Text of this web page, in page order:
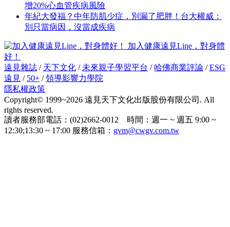
增20%心血管疾病風險
年紀大發福？中年防肌少症，別漏了肥胖！台大權威：
別只當病因，沒當成疾病
加入健康遠見Line，對身體
好！
遠見雜誌 / 天下文化 / 未來親子學習平台 / 哈佛商業評論 /ESG
遠見 / 50+ /領導影響力學院
隱私權政策
Copyright© 1999~2026 遠見天下文化出版股份有限公司. All
rights reserved.
讀者服務部電話：(02)2662-0012 時間：週一 ~ 週五 9:00 ~
12:30;13:30 ~ 17:00 服務信箱： gvm@cwgv.com.tw